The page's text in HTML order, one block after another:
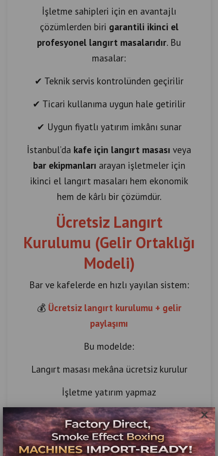
×
İşletme sahipleri için en avantajlı
çözümlerden biri garantili ikinci el
profesyonel langırt masalarıdır. Bu
masalar:
✔ Teknik servis kontrolünden geçirilir
✔ Ticari kullanıma uygun hale getirilir
✔ Uygun fiyatlı yatırım imkânı sunar
İstanbul’da kafe için langırt masası veya
bar ekipmanları arayan işletmeler için
ikinci el langırt masaları hem ekonomik
hem de kârlı bir çözümdür.
Ücretsiz Langırt
Kurulumu (Gelir Ortaklığı
Modeli)
Bar ve kafelerde en hızlı yayılan sistem:
💰 Ücretsiz langırt kurulumu + gelir
paylaşımı
Bu modelde:
Langırt masası mekâna ücretsiz kurulur
İşletme yatırım yapmaz
Günlük kazanç paylaşılır
Özellikle Kadıköy ve Beşiktaş barlarında bu